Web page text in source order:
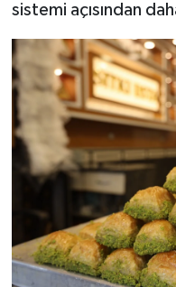
sistemi açısından